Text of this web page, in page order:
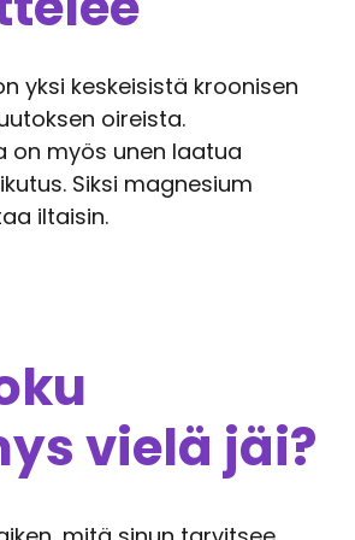
yksi keskeisistä kroonisen
oireista.
on myös unen laatua
Siksi magnesium
iltaisin.
vielä jäi?